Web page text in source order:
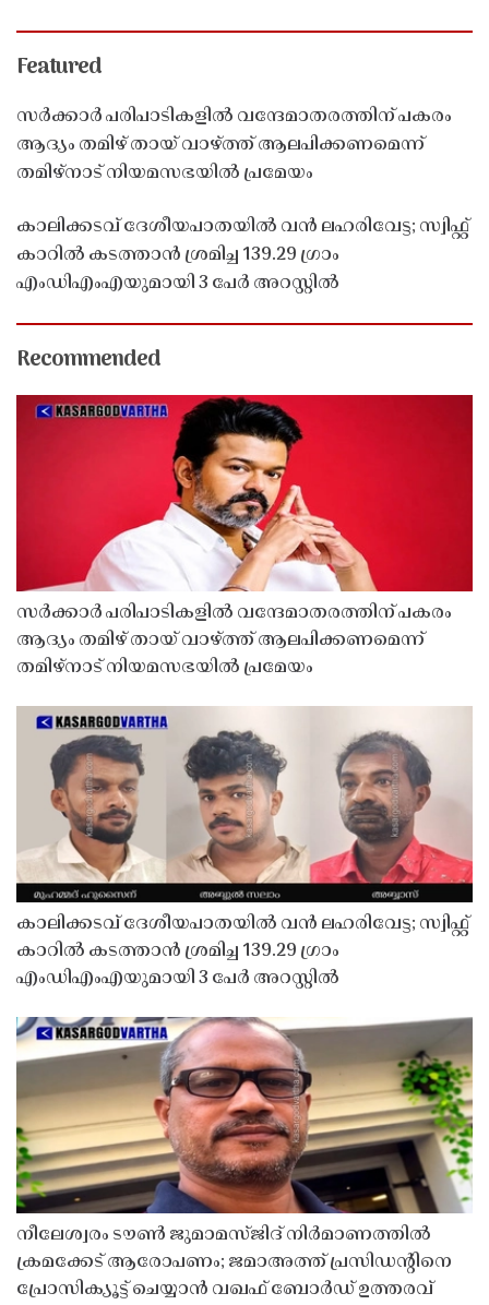
Featured
സർക്കാർ പരിപാടികളിൽ വന്ദേമാതരത്തിന് പകരം
ആദ്യം തമിഴ് തായ് വാഴ്ത്ത് ആലപിക്കണമെന്ന്
തമിഴ്നാട് നിയമസഭയിൽ പ്രമേയം
കാലിക്കടവ് ദേശീയപാതയിൽ വൻ ലഹരിവേട്ട; സ്വിഫ്റ്റ്
കാറിൽ കടത്താൻ ശ്രമിച്ച 139.29 ഗ്രാം
എംഡിഎംഎയുമായി 3 പേർ അറസ്റ്റിൽ
Recommended
സർക്കാർ പരിപാടികളിൽ വന്ദേമാതരത്തിന് പകരം
ആദ്യം തമിഴ് തായ് വാഴ്ത്ത് ആലപിക്കണമെന്ന്
തമിഴ്നാട് നിയമസഭയിൽ പ്രമേയം
കാലിക്കടവ് ദേശീയപാതയിൽ വൻ ലഹരിവേട്ട; സ്വിഫ്റ്റ്
കാറിൽ കടത്താൻ ശ്രമിച്ച 139.29 ഗ്രാം
എംഡിഎംഎയുമായി 3 പേർ അറസ്റ്റിൽ
നീലേശ്വരം ടൗൺ ജുമാമസ്ജിദ് നിർമാണത്തിൽ
ക്രമക്കേട് ആരോപണം; ജമാഅത്ത് പ്രസിഡന്റിനെ
പ്രോസിക്യൂട്ട് ചെയ്യാൻ വഖഫ് ബോർഡ് ഉത്തരവ്